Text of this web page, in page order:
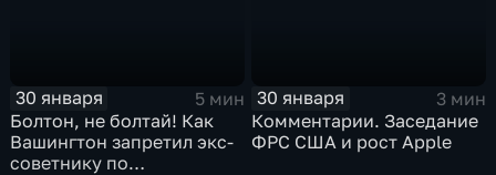
30 января
5 мин
Болтон, не болтай! Как
Вашингтон запретил экс-
советнику по
30 января
3 мин
Комментарии. Заседание
ФРС США и рост Apple